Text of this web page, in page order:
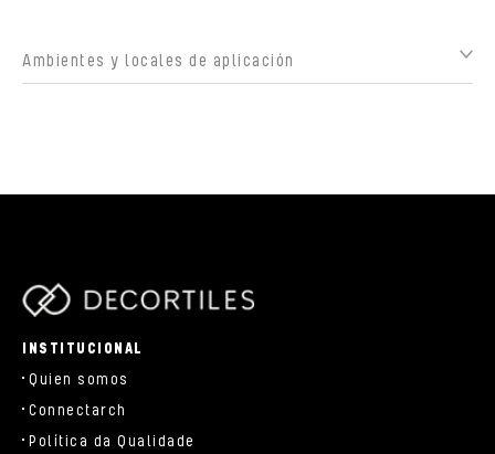
Ambientes y locales de aplicación
INSTITUCIONAL
Quien somos
Connectarch
Política da Qualidade